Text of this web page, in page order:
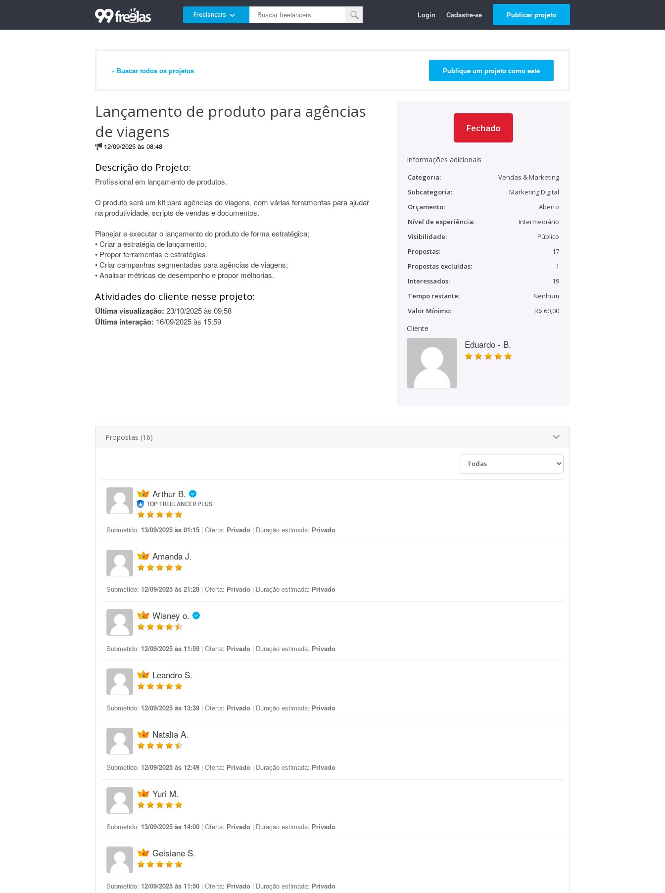
Freelancers Login Cadastre-se Publicar projeto
« Buscar todos os projetos Publique um projeto como este
Lançamento de produto para agências
de viagens
12/09/2025 às 08:48
Descrição do Projeto:
Profissional em lançamento de produtos.
O produto será um kit para agências de viagens, com várias ferramentas para ajudar
na produtividade, scripts de vendas e documentos.
Planejar e executar o lançamento do produto de forma estratégica;
• Criar a estratégia de lançamento.
• Propor ferramentas e estratégias.
• Criar campanhas segmentadas para agências de viagens;
• Analisar métricas de desempenho e propor melhorias.
Atividades do cliente nesse projeto:
Última visualização: 23/10/2025 às 09:58
Última interação: 16/09/2025 às 15:59
Fechado
Informações adicionais
Categoria:
Vendas & Marketing
Subcategoria:
Marketing Digital
Orçamento:
Aberto
Nível de experiência:
Intermediário
Visibilidade:
Público
Propostas:
17
Propostas excluídas:
1
Interessados:
19
Tempo restante:
Nenhum
Valor Mínimo:
R$ 60,00
Cliente
Eduardo - B.
Propostas (16)
Arthur B.
TOP FREELANCER PLUS
Submetido: 13/09/2025 às 01:15 | Oferta: Privado | Duração estimada: Privado
Amanda J.
Submetido: 12/09/2025 às 21:28 | Oferta: Privado | Duração estimada: Privado
Wisney o.
Submetido: 12/09/2025 às 11:59 | Oferta: Privado | Duração estimada: Privado
Leandro S.
Submetido: 12/09/2025 às 13:39 | Oferta: Privado | Duração estimada: Privado
Natalia A.
Submetido: 12/09/2025 às 12:49 | Oferta: Privado | Duração estimada: Privado
Yuri M.
Submetido: 13/09/2025 às 14:00 | Oferta: Privado | Duração estimada: Privado
Geisiane S.
Submetido: 12/09/2025 às 11:50 | Oferta: Privado | Duração estimada: Privado